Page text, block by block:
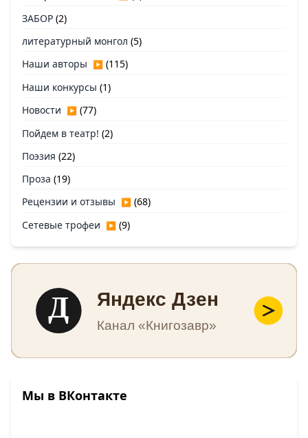
ЗАБОР (2)
литературный монгол (5)
Наши авторы ▶ (115)
Наши конкурсы (1)
Новости ▶ (77)
Пойдем в театр! (2)
Поэзия (22)
Проза (19)
Рецензии и отзывы ▶ (68)
Сетевые трофеи ▶ (9)
Д Яндекс Дзен
Канал «Книгозавр»
Мы в ВКонтакте